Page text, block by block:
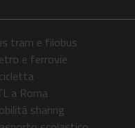
tram e filobus
e ferrovie
a Roma
sharing